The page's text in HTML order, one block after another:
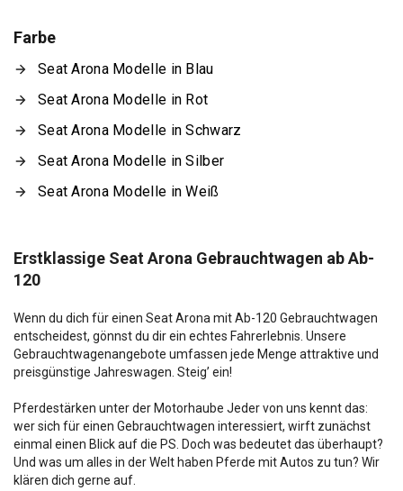
Farbe
Seat Arona Modelle in Blau
Seat Arona Modelle in Rot
Seat Arona Modelle in Schwarz
Seat Arona Modelle in Silber
Seat Arona Modelle in Weiß
Erstklassige Seat Arona Gebrauchtwagen ab Ab-
120
Wenn du dich für einen Seat Arona mit Ab-120 Gebrauchtwagen
entscheidest, gönnst du dir ein echtes Fahrerlebnis. Unsere
Gebrauchtwagenangebote umfassen jede Menge attraktive und
preisgünstige Jahreswagen. Steig’ ein!
Pferdestärken unter der Motorhaube Jeder von uns kennt das:
wer sich für einen Gebrauchtwagen interessiert, wirft zunächst
einmal einen Blick auf die PS. Doch was bedeutet das überhaupt?
Und was um alles in der Welt haben Pferde mit Autos zu tun? Wir
klären dich gerne auf.